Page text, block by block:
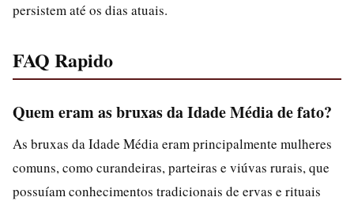
persistem até os dias atuais.
FAQ Rapido
Quem eram as bruxas da Idade Média de fato?
As bruxas da Idade Média eram principalmente mulheres
comuns, como curandeiras, parteiras e viúvas rurais, que
possuíam conhecimentos tradicionais de ervas e rituais